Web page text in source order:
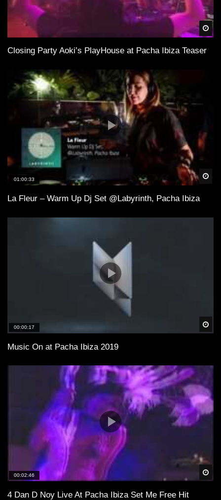
Closing Party Aoki’s PlayHouse at Pacha Ibiza Teaser
01:00:33
La Fleur – Warm Up Dj Set @Labyrinth, Pacha Ibiza
00:00:17
Music On at Pacha Ibiza 2019
00:02:46
4 Dan D Noy Live At Pacha Ibiza Set Me Free Hit